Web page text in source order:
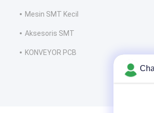
Mesin SMT Kecil
Aksesoris SMT
KONVEYOR PCB